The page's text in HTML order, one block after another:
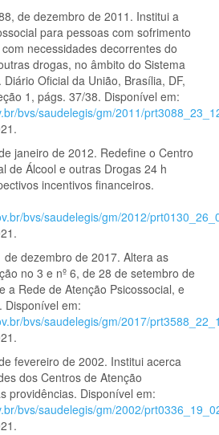
de dezembro de 2011. Institui a
para pessoas com sofrimento
necessidades decorrentes do
drogas, no âmbito do Sistema
Oficial da União, Brasília, DF,
1, págs. 37/38. Disponível em:
bvs/saudelegis/gm/2011/
janeiro de 2012. Redefine o Centro
de Álcool e outras Drogas 24 h
incentivos financeiros.
bvs/saudelegis/gm/2012/
de dezembro de 2017. Altera as
no 3 e nº 6, de 28 de setembro de
a Rede de Atenção Psicossocial, e
Disponível em:
bvs/saudelegis/gm/2017/
fevereiro de 2002. Institui acerca
dos Centros de Atenção
providências. Disponível em:
bvs/saudelegis/gm/2002/